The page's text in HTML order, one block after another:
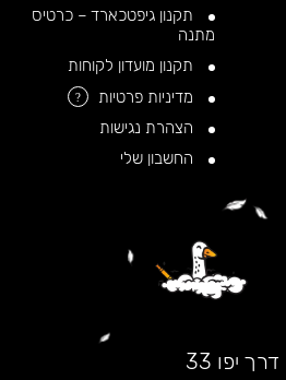
תקנון גיפטכארד – כרטיס
מתנה
תקנון מועדון לקוחות
מדיניות פרטיות
?
הצהרת נגישות
החשבון שלי
דרך יפו 33